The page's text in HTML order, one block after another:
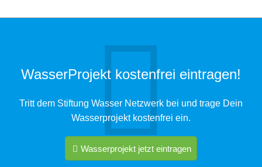
WasserProjekt kostenfrei eintragen!
Tritt dem Stiftung Wasser Netzwerk bei und trage Dein
Wasserprojekt kostenfrei ein.
Wasserprojekt jetzt eintragen